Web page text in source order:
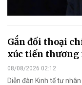
Gắn đối thoại
xúc tiến thương
08/08/2026 02:12
Diễn đàn Kinh tế tư